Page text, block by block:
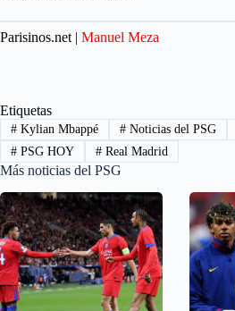
Parisinos.net | Manuel Meza
Etiquetas
#Kylian Mbappé #Noticias del PSG
#PSG HOY #Real Madrid
Más noticias del PSG